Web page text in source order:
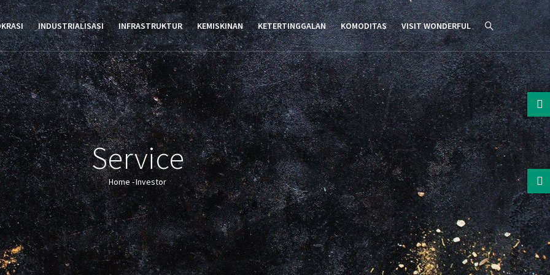
INDUSTRIALISASI INFRASTRUKTUR KEMISKINAN KETERTINGGALAN KOMODITAS VISIT WONDERFUL
Service
Breadcrumb
Home -Investor